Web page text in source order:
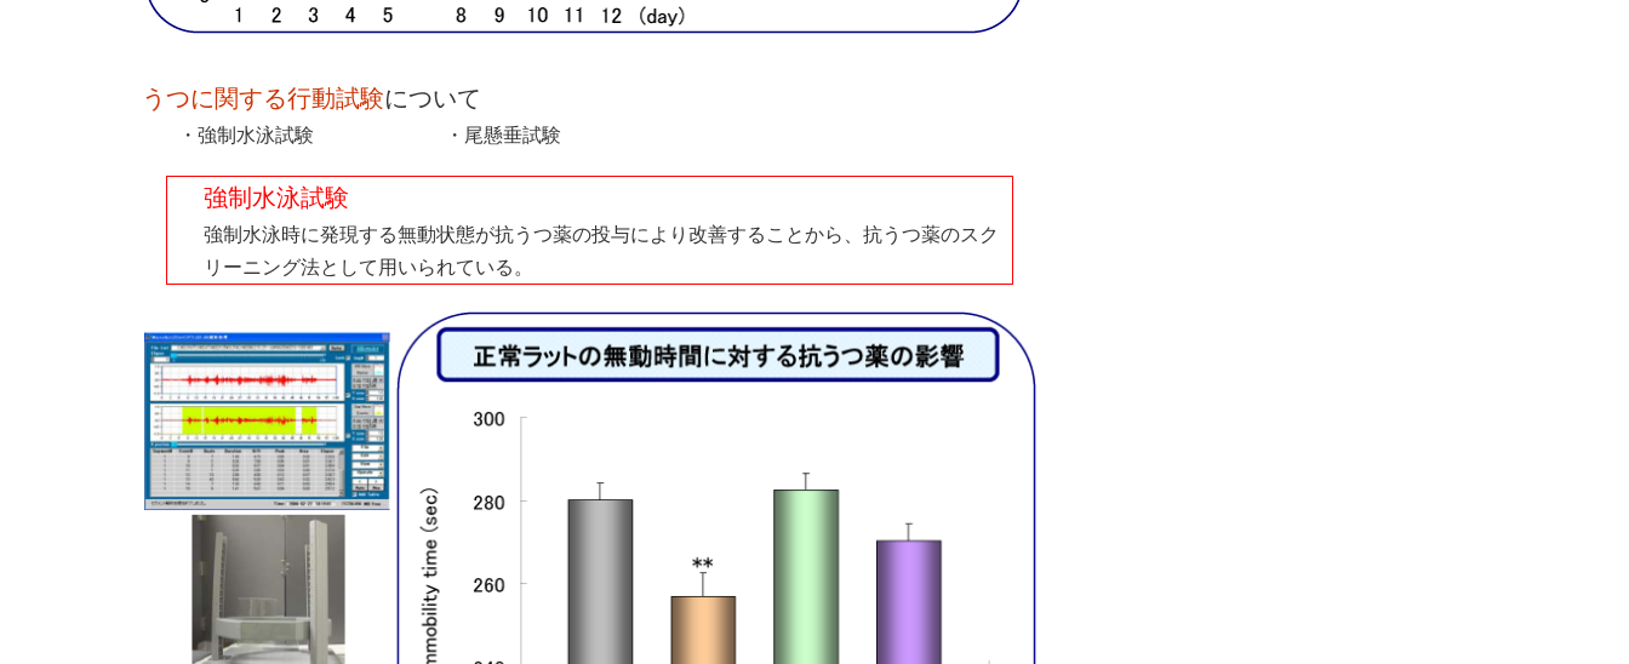
うつに関する行動試験について
・強制水泳試験 ・尾懸垂試験
強制水泳試験
強制水泳時に発現する無動状態が抗うつ薬の投与により改善することから、抗うつ薬のスク
リーニング法として用いられている。